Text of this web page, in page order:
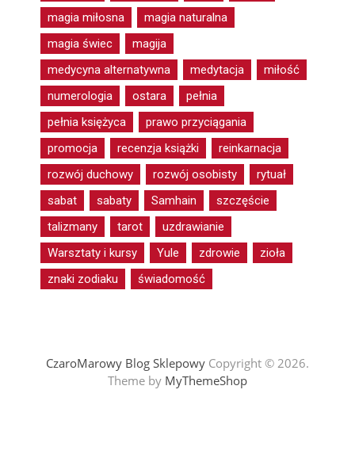
magia miłosna
magia naturalna
magia świec
magija
medycyna alternatywna
medytacja
miłość
numerologia
ostara
pełnia
pełnia księżyca
prawo przyciągania
promocja
recenzja książki
reinkarnacja
rozwój duchowy
rozwój osobisty
rytuał
sabat
sabaty Samhain
szczęście
talizmany
tarot
uzdrawianie
Warsztaty i kursy
Yule zdrowie
zioła
znaki zodiaku
świadomość
CzaroMarowy Blog SklepowyCopyright © 2026.
Theme by MyThemeShop